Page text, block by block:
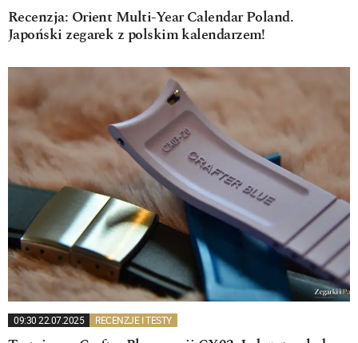
Recenzja: Orient Multi-Year Calendar Poland.
Japoński zegarek z polskim kalendarzem!
09:30 22.07.2025 RECENZJE I TESTY